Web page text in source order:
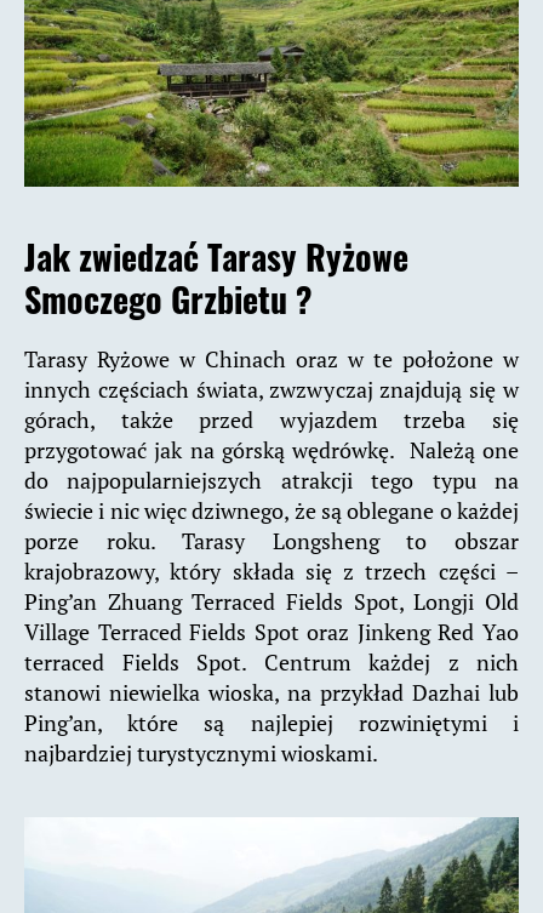
Jak zwiedzać Tarasy Ryżowe
Smoczego Grzbietu ?
Tarasy Ryżowe w Chinach oraz w te położone w
innych częściach świata, zwzwyczaj znajdują się w
górach, także przed wyjazdem trzeba się
przygotować jak na górską wędrówkę. Należą one
do najpopularniejszych atrakcji tego typu na
świecie i nic więc dziwnego, że są oblegane o każdej
porze roku. Tarasy Longsheng to obszar
krajobrazowy, który składa się z trzech części –
Ping’an Zhuang Terraced Fields Spot, Longji Old
Village Terraced Fields Spot oraz Jinkeng Red Yao
terraced Fields Spot. Centrum każdej z nich
stanowi niewielka wioska, na przykład Dazhai lub
Ping’an, które są najlepiej rozwiniętymi i
najbardziej turystycznymi wioskami.